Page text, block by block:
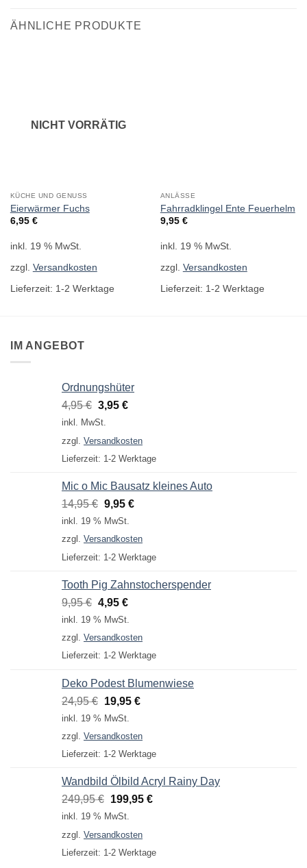
ÄHNLICHE PRODUKTE
NICHT VORRÄTIG
KÜCHE UND GENUSS
Eierwärmer Fuchs
6,95 €
inkl. 19 % MwSt.
zzgl. Versandkosten
Lieferzeit: 1-2 Werktage
ANLÄSSE
Fahrradklingel Ente Feuerhelm
9,95 €
inkl. 19 % MwSt.
zzgl. Versandkosten
Lieferzeit: 1-2 Werktage
IM ANGEBOT
Ordnungshüter
4,95€ Ursprünglicher
Preis
4,95 €
3,95 €Aktueller
3,95 €.
inkl. MwSt.
zzgl. Versandkosten
Lieferzeit: 1-2 Werktage
Mic o Mic Bausatz kleines Auto
14,95€ Ursprünglicher
Preis
14,95 €
9,95 €Aktueller
9,95 €.
inkl. 19 % MwSt.
zzgl. Versandkosten
Lieferzeit: 1-2 Werktage
Tooth Pig Zahnstocherspender
9,95€ Ursprünglicher
Preis
9,95 €
4,95 €Aktueller
4,95 €.
inkl. 19 % MwSt.
zzgl. Versandkosten
Lieferzeit: 1-2 Werktage
Deko Podest Blumenwiese
24,95€ Ursprünglicher
Preis
24,95 €
19,95 €Aktueller
19,95 €.
inkl. 19 % MwSt.
zzgl. Versandkosten
Lieferzeit: 1-2 Werktage
Wandbild Ölbild Acryl Rainy Day
249,95€ Ursprünglicher
Preis
249,95 €
199,95 €Aktueller
inkl. 19 % MwSt.
zzgl. Versandkosten
Lieferzeit: 1-2 Werktage